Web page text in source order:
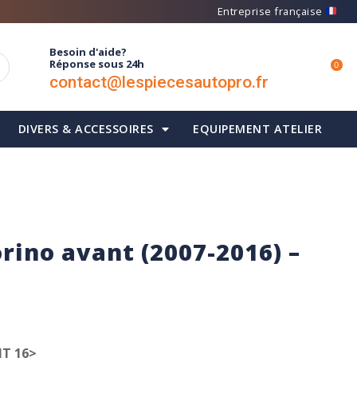
Entreprise française
Besoin d'aide?
Réponse sous 24h
contact@lespiecesautopro.fr
0
DIVERS & ACCESSOIRES EQUIPEMENT ATELIER
avant (2007-2016) –
16>